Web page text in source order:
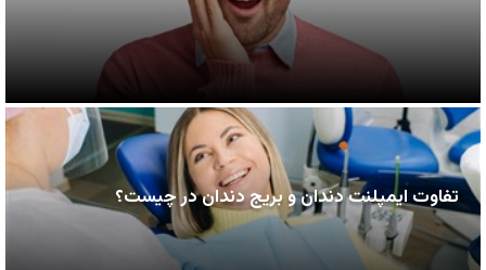
تفاوت ایمپلنت دندان و بریج دندان در چیست؟